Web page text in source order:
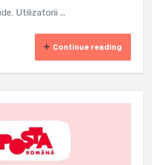
Utilizatorii ...
Continue reading